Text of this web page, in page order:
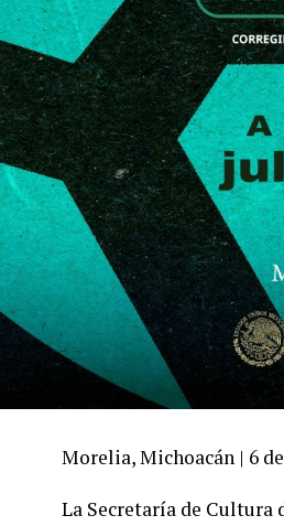
Morelia, Michoacán | 6
La Secretaría de Cultura